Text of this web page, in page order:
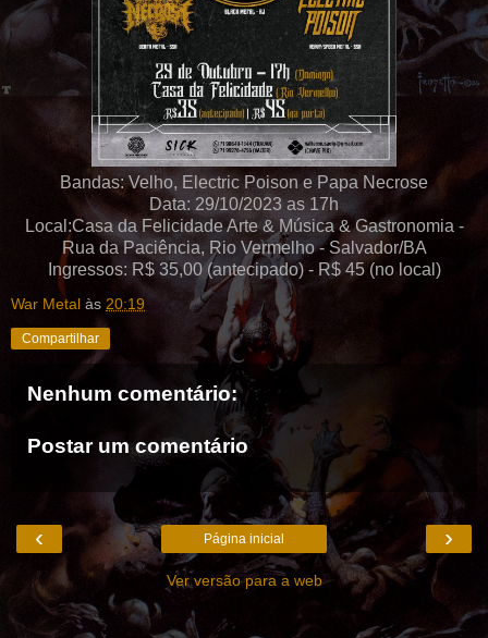
Bandas: Velho, Electric Poison e Papa Necrose
Data: 29/10/2023 as 17h
Local:Casa da Felicidade Arte & Música & Gastronomia -
Rua da Paciência, Rio Vermelho - Salvador/BA
Ingressos: R$ 35,00 (antecipado) - R$ 45 (no local)
War Metal às 20:19
Compartilhar
Nenhum comentário:
Postar um comentário
‹ ›
Página inicial
Ver versão para a web